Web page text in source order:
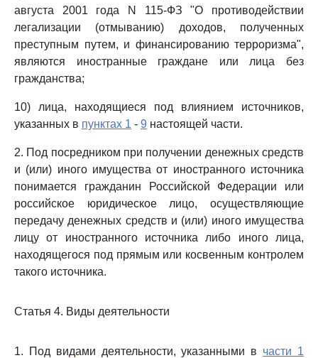
августа 2001 года N 115-ФЗ "О противодействии
легализации (отмыванию) доходов, полученных
преступным путем, и финансированию терроризма",
являются иностранные граждане или лица без
гражданства;
10) лица, находящиеся под влиянием источников,
указанных в пунктах 1 - 9 настоящей части.
2. Под посредником при получении денежных средств
и (или) иного имущества от иностранного источника
понимается гражданин Российской Федерации или
российское юридическое лицо, осуществляющие
передачу денежных средств и (или) иного имущества
лицу от иностранного источника либо иного лица,
находящегося под прямым или косвенным контролем
такого источника.
Статья 4. Виды деятельности
1. Под видами деятельности, указанными в части 1